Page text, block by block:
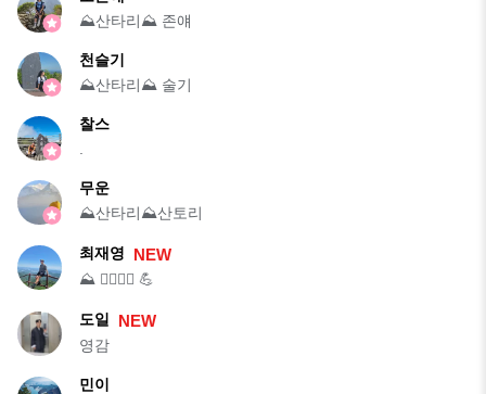
⛰️산타리⛰️ 존얘
천슬기
⛰️산타리⛰️ 술기
찰스
무운
⛰️산타리⛰️산토리
최재영 NEW
⛰️ 🏃‍♂️🏃‍♀️ 💪
도일 NEW
영감
민이